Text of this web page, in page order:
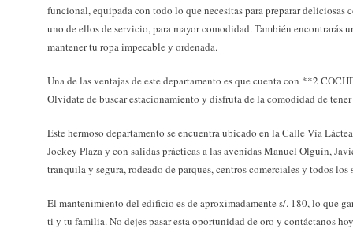
funcional, equipada con todo lo que necesitas para preparar
uno de ellos de servicio, para mayor comodidad. También encontrarás
mantener tu ropa impecable y ordenada.
Una de las ventajas de este departamento es que cuenta con **2
Olvídate de buscar estacionamiento y disfruta de la comodidad de
Este hermoso departamento se encuentra ubicado en la Calle Vía
Jockey Plaza y con salidas prácticas a las avenidas Manuel Olguín,
tranquila y segura, rodeado de parques, centros comerciales y todos los
El mantenimiento del edificio es de aproximadamente s/. 180, lo que
ti y tu familia. No dejes pasar esta oportunidad de oro y contáctanos